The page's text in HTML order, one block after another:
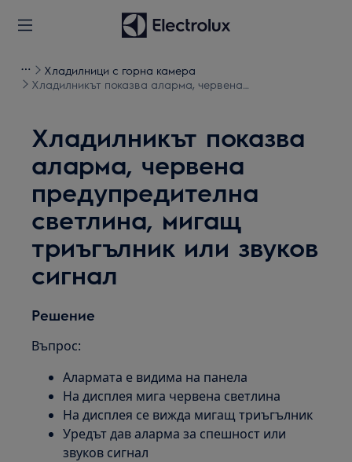
Хладилници с горна камера
Хладилникът показва аларма, червена
Хладилникът показва
аларма, червена
предупредителна
светлина, мигащ
триъгълник или звуков
сигнал
Решение
Въпрос:
Алармата е видима на панела
На дисплея мига червена светлина
На дисплея се вижда мигащ триъгълник
Уредът дав аларма за спешност или
звуков сигнал